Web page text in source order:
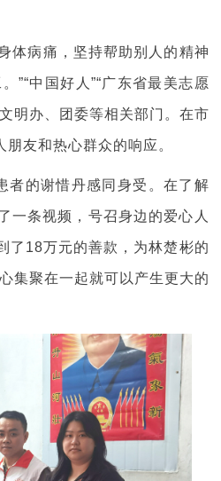
体病痛，坚持帮助别人的精神
”“中国好人”“广东省最美志愿
明办、团委等相关部门。在市
友和热心群众的响应。
者的谢惜丹感同身受。在了解
一条视频，号召身边的爱心人
了18万元的善款，为林楚彬的
集聚在一起就可以产生更大的